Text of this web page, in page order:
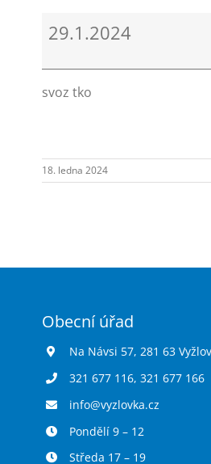
komunálního
29.1.2024
svoz tko
18. ledna 2024
Obecní úřad
Na Návsi 57, 281 63
321 677 116, 321 677 166
info@vyzlovka.cz
Pondělí 9 – 12
Středa 17 – 19